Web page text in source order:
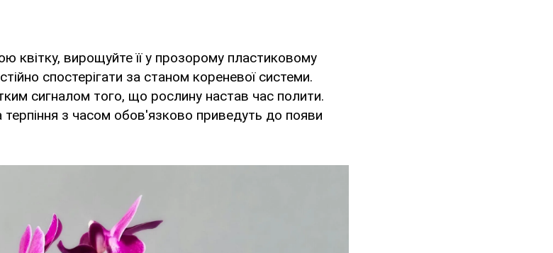
квітку, вирощуйте її у прозорому пластиковому
спостерігати за станом кореневої системи.
сигналом того, що рослину настав час полити.
терпіння з часом обов'язково приведуть до появи